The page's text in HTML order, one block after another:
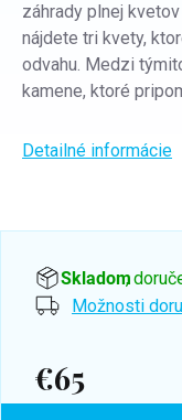
záhrady plnej
nájdete tri kvety,
odvahu. Medzi
kamene, ktoré
Detailné informácie
Skladom,
Možnosti
€65
Jednotková